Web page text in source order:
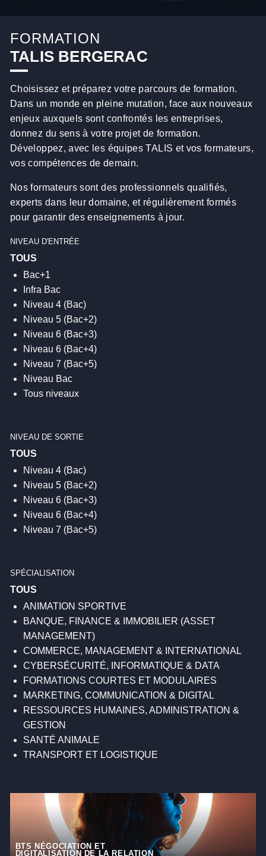
FORMATION
TALIS BERGERAC
Choisissez et préparez votre parcours de formation.
Dans un monde en pleine mutation, face aux nouveaux
enjeux auxquels sont confrontés les entreprises,
donnez du sens à votre projet de formation.
Développez, avec les équipes TALIS et vos formateurs,
vos compétences de demain.
Nos formateurs sont des professionnels qualifiés,
experts dans leur domaine, et régulièrement formés
pour garantir des enseignements à jour.
NIVEAU D'ENTRÉE
Bac+1
Infra Bac
Niveau 4 (Bac)
Niveau 5 (Bac+2)
Niveau 6 (Bac+3)
Niveau 6 (Bac+4)
Niveau 7 (Bac+5)
Niveau Bac
Tous niveaux
NIVEAU DE SORTIE
Niveau 4 (Bac)
Niveau 5 (Bac+2)
Niveau 6 (Bac+3)
Niveau 6 (Bac+4)
Niveau 7 (Bac+5)
SPÉCIALISATION
ANIMATION SPORTIVE
BANQUE, FINANCE & IMMOBILIER (ASSET
MANAGEMENT)
COMMERCE, MANAGEMENT & INTERNATIONAL
CYBERSÉCURITÉ, INFORMATIQUE & DATA
FORMATIONS COURTES ET MODULAIRES
MARKETING, COMMUNICATION & DIGITAL
RESSOURCES HUMAINES, ADMINISTRATION &
GESTION
SANTÉ ANIMALE
TRANSPORT ET LOGISTIQUE
BTS NÉGOCIATION ET
DIGITALISATION DE LA RELATION